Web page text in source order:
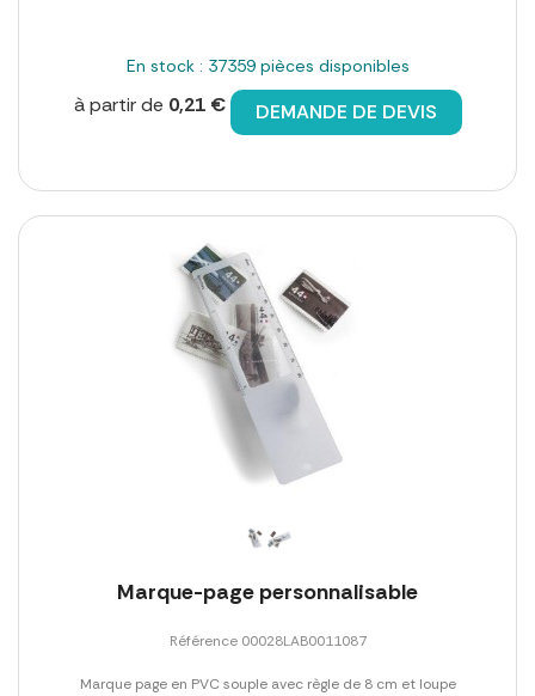
En stock : 37359 pièces disponibles
à partir de 0,21 € DEMANDE DE DEVIS
Marque-page personnalisable
Référence 00028LAB0011087
Marque page en PVC souple avec règle de 8 cm et loupe